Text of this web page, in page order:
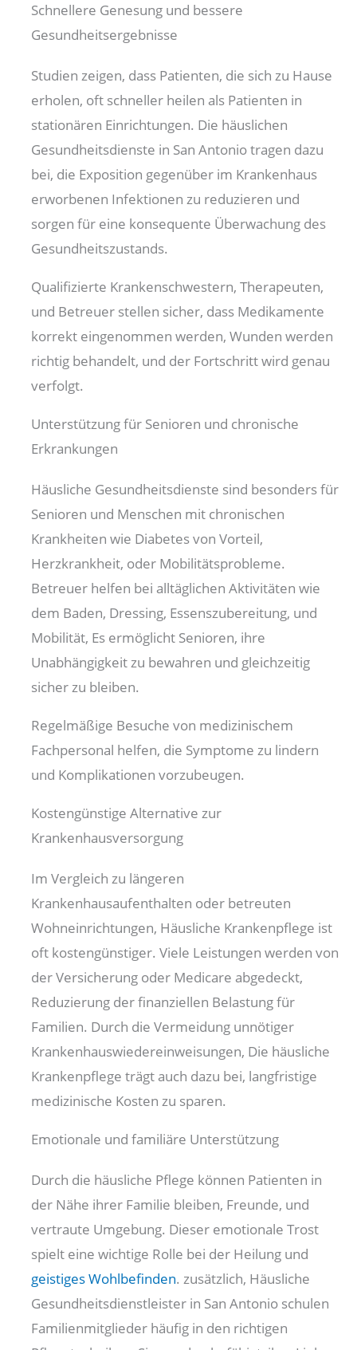
Schnellere Genesung und bessere
Gesundheitsergebnisse
Studien zeigen, dass Patienten, die sich zu Hause
erholen, oft schneller heilen als Patienten in
stationären Einrichtungen. Die häuslichen
Gesundheitsdienste in San Antonio tragen dazu
bei, die Exposition gegenüber im Krankenhaus
erworbenen Infektionen zu reduzieren und
sorgen für eine konsequente Überwachung des
Gesundheitszustands.
Qualifizierte Krankenschwestern, Therapeuten,
und Betreuer stellen sicher, dass Medikamente
korrekt eingenommen werden, Wunden werden
richtig behandelt, und der Fortschritt wird genau
verfolgt.
Unterstützung für Senioren und chronische
Erkrankungen
Häusliche Gesundheitsdienste sind besonders für
Senioren und Menschen mit chronischen
Krankheiten wie Diabetes von Vorteil,
Herzkrankheit, oder Mobilitätsprobleme.
Betreuer helfen bei alltäglichen Aktivitäten wie
dem Baden, Dressing, Essenszubereitung, und
Mobilität, Es ermöglicht Senioren, ihre
Unabhängigkeit zu bewahren und gleichzeitig
sicher zu bleiben.
Regelmäßige Besuche von medizinischem
Fachpersonal helfen, die Symptome zu lindern
und Komplikationen vorzubeugen.
Kostengünstige Alternative zur
Krankenhausversorgung
Im Vergleich zu längeren
Krankenhausaufenthalten oder betreuten
Wohneinrichtungen, Häusliche Krankenpflege ist
oft kostengünstiger. Viele Leistungen werden von
der Versicherung oder Medicare abgedeckt,
Reduzierung der finanziellen Belastung für
Familien. Durch die Vermeidung unnötiger
Krankenhauswiedereinweisungen, Die häusliche
Krankenpflege trägt auch dazu bei, langfristige
medizinische Kosten zu sparen.
Emotionale und familiäre Unterstützung
Durch die häusliche Pflege können Patienten in
der Nähe ihrer Familie bleiben, Freunde, und
vertraute Umgebung. Dieser emotionale Trost
spielt eine wichtige Rolle bei der Heilung und
geistiges Wohlbefinden. zusätzlich, Häusliche
Gesundheitsdienstleister in San Antonio schulen
Familienmitglieder häufig in den richtigen